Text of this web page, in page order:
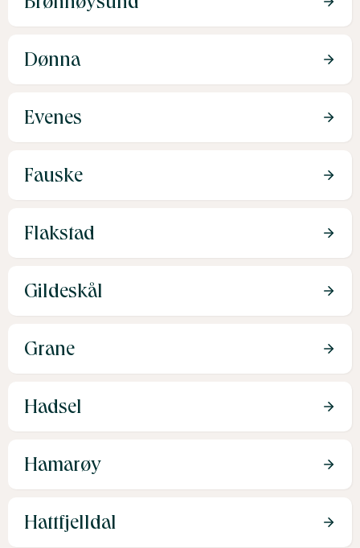
Dønna
Evenes
Fauske
Flakstad
Gildeskål
Grane
Hadsel
Hamarøy
Hattfjelldal